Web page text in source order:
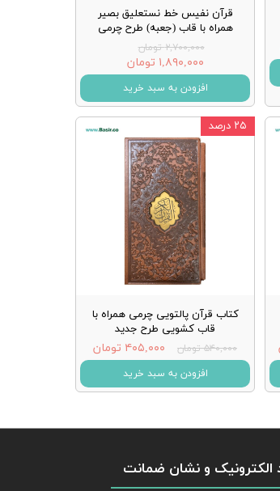
قرآن نفیس خط نستعلیق بصیر
همراه با قاب (جعبه) طرح چرمی
۲,۷۰۰,۰۰۰ تومان
۱,۸۹۰,۰۰۰ تومان
افزودن به سبد خرید
کتاب قرآن پالتویی چرمی همراه با
قاب کشویی طرح جدید
۵۴۰,۰۰۰ تومان ۴۰۵,۰۰۰ تومان
افزودن به سبد خرید
۲۵ درصد
الکترونیک و نشان ضمانت